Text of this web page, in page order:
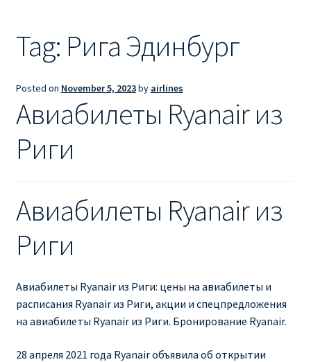
RYANAIR ИЗ РИГИ
RYANAIR ИЗ ТАЛЛИНА
Ryanair из Тампере
БРНО
Ryanair изменение имени
Ryanair изменения
Ryanair изменить дату
Ryanair изменить фамилию
Tag: Рига Эдинбург
Posted on November 5, 2023by airlines
Авиабилеты Ryanair из
Риги
Авиабилеты Ryanair из
Риги
Авиабилеты Ryanair из Риги: цены на авиабилеты и
расписания Ryanair из Риги, акции и спецпредложения
на авиабилеты Ryanair из Риги. Бронирование Ryanair.
28 апреля 2021 года Ryanair объявила об открытии